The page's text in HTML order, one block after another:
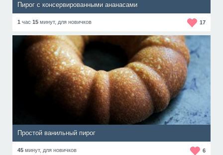
Пирог с консервированными ананасами
1 час 15 минут, для новичков 17
Простой ванильный пирог
45 минут, для новичков 6